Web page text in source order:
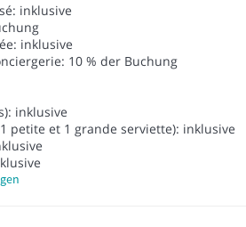
inklusive
inklusive
10 % der Buchung
inklusive
petite et 1 grande serviette): inklusive